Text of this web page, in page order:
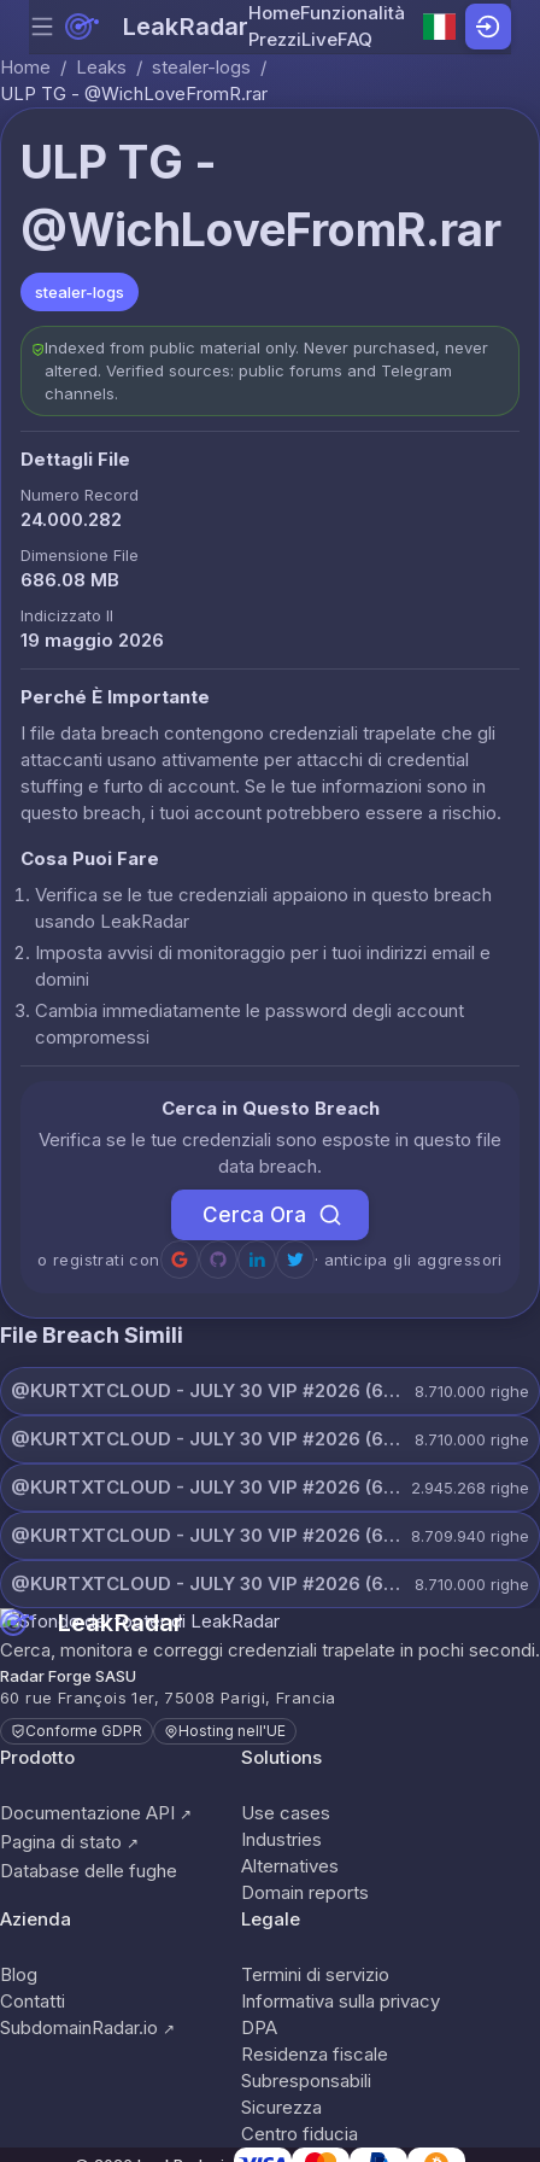
Skip to content
Menu LeakRadarHomeFunzionalità
PrezziLiveFAQ
Home / Leaks / stealer-logs /
ULР ТG - @WichLoveFromR.rar
ULР ТG -
@WichLoveFromR.rar
stealer-logs
Indexed from public material only. Never purchased, never
altered. Verified sources: public forums and Telegram
channels.
Dettagli File
Numero Record
24.000.282
Dimensione File
686.08 MB
Indicizzato Il
19 maggio 2026
Perché È Importante
I file data breach contengono credenziali trapelate che gli
attaccanti usano attivamente per attacchi di credential
stuffing e furto di account. Se le tue informazioni sono in
questo breach, i tuoi account potrebbero essere a rischio.
Cosa Puoi Fare
Verifica se le tue credenziali appaiono in questo breach
usando LeakRadar
Imposta avvisi di monitoraggio per i tuoi indirizzi email e
domini
Cambia immediatamente le password degli account
compromessi
Cerca in Questo Breach
Verifica se le tue credenziali sono esposte in questo file
data breach.
Cerca Ora
o registrati con · anticipa gli aggressori
File Breach Simili
@KURTXTCLOUD - JULY 30 VIP #2026 (67).txt 8.710.000 righe
@KURTXTCLOUD - JULY 30 VIP #2026 (66).txt 8.710.000 righe
@KURTXTCLOUD - JULY 30 VIP #2026 (65).txt 2.945.268 righe
@KURTXTCLOUD - JULY 30 VIP #2026 (64).txt 8.709.940 righe
@KURTXTCLOUD - JULY 30 VIP #2026 (63).txt 8.710.000 righe
LeakRadar
Cerca, monitora e correggi credenziali trapelate in pochi secondi.
Radar Forge SASU
60 rue François 1er, 75008 Parigi, Francia
Conforme GDPR Hosting nell'UE
Prodotto
Documentazione API ↗
Pagina di stato ↗
Database delle fughe
Solutions
Use cases
Industries
Alternatives
Domain reports
Azienda
Blog
Contatti
SubdomainRadar.io ↗
Legale
Termini di servizio
Informativa sulla privacy
DPA
Residenza fiscale
Subresponsabili
Sicurezza
Centro fiducia